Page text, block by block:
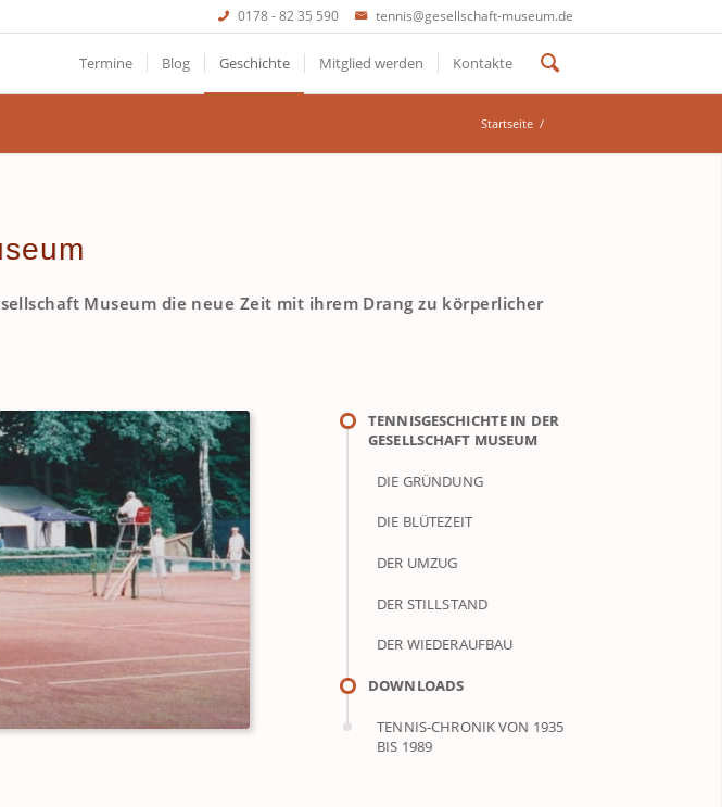
0178 - 82 35 590 tennis@gesellschaft-museum.de
Termine Blog Geschichte Mitglied werden Kontakte
Startseite /
Museum die neue Zeit mit ihrem Drang zu körperlicher
TENNISGESCHICHTE IN DER
GESELLSCHAFT MUSEUM
DIE GRÜNDUNG
DIE BLÜTEZEIT
DER UMZUG
DER STILLSTAND
DER WIEDERAUFBAU
DOWNLOADS
TENNIS-CHRONIK VON 1935
BIS 1989